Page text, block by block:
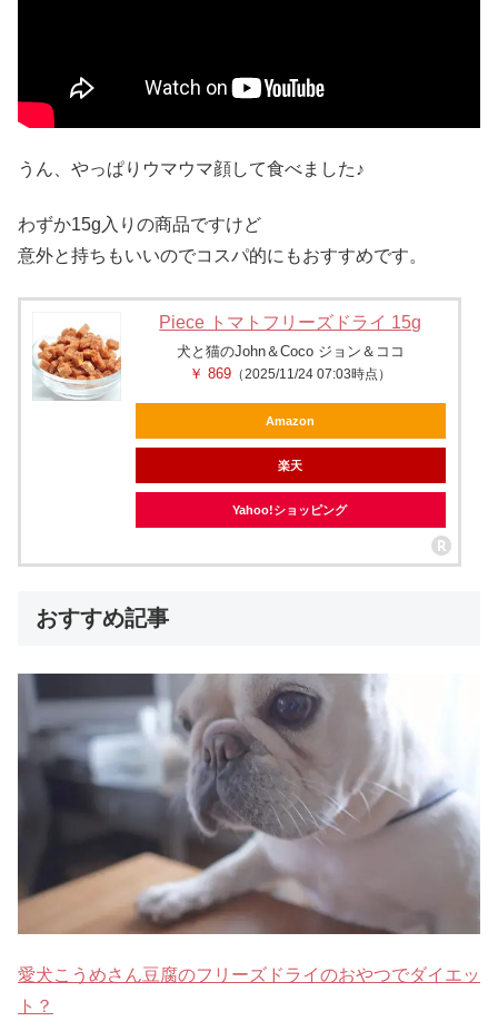
うん、やっぱりウマウマ顔して食べました♪
わずか15g入りの商品ですけど
意外と持ちもいいのでコスパ的にもおすすめです。
Piece トマトフリーズドライ 15g
犬と猫のJohn＆Coco ジョン＆ココ
￥ 869 （2025/11/24 07:03時点）
Amazon
楽天
Yahoo!ショッピング
おすすめ記事
愛犬こうめさん豆腐のフリーズドライのおやつでダイエッ
ト？